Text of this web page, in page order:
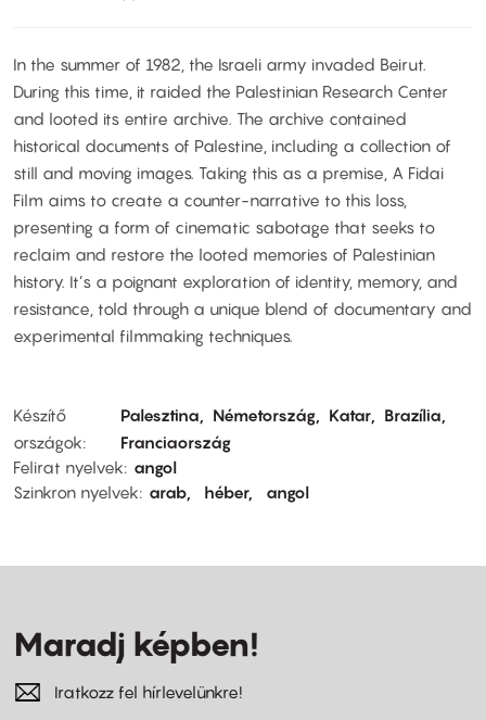
In the summer of 1982, the Israeli army invaded Beirut.
During this time, it raided the Palestinian Research Center
and looted its entire archive. The archive contained
historical documents of Palestine, including a collection of
still and moving images. Taking this as a premise, A Fidai
Film aims to create a counter-narrative to this loss,
presenting a form of cinematic sabotage that seeks to
reclaim and restore the looted memories of Palestinian
history. It’s a poignant exploration of identity, memory, and
resistance, told through a unique blend of documentary and
experimental filmmaking techniques.
Készítő
országok
Palesztina Németország Katar
Brazília
Franciaország
Felirat nyelvek
angol
Szinkron nyelvek
arab héber angol
Maradj képben!
Iratkozz fel hírlevelünkre!